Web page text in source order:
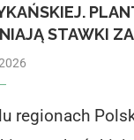
STAWKI
regionach